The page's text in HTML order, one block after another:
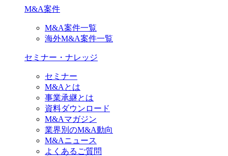
M&A案件
M&A案件一覧
海外M&A案件一覧
セミナー・ナレッジ
セミナー
M&Aとは
事業承継とは
資料ダウンロード
M&Aマガジン
業界別のM&A動向
M&Aニュース
よくあるご質問